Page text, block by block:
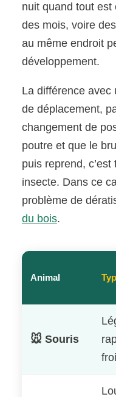
nuit quand tout
des mois, voire
au même endroit
développement.
La différence avec
de déplacement,
changement de
poutre et que le
puis reprend,
insecte. Dans ce
problème de
du bois.
Animal
🐭 Souris